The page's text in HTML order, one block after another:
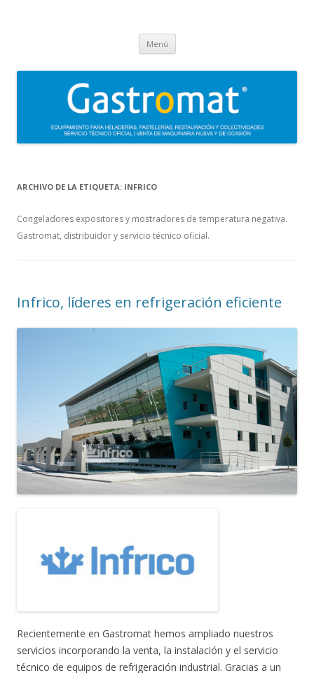
de maquinaria para heladerías, pastelerías, restauración y
Menú Saltar
contenido
ARCHIVO DE LA ETIQUETA: INFRICO
Congeladores expositores y mostradores de temperatura negativa.
Gastromat, distribuidor y servicio técnico oficial.
Infrico, líderes en refrigeración eficiente
Recientemente en Gastromat hemos ampliado nuestros
servicios incorporando la venta, la instalación y el servicio
técnico de equipos de refrigeración industrial. Gracias a un